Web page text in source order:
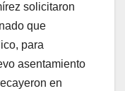
solicitaron
que
para
asentamiento
en